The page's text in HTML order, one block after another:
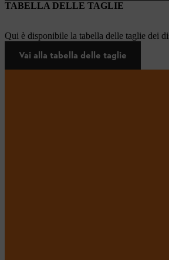
TABELLA DELLE TAGLIE
Qui è disponibile la tabella delle taglie dei
Vai alla tabella delle taglie